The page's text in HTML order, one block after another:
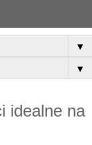
▼
▼
idealne na